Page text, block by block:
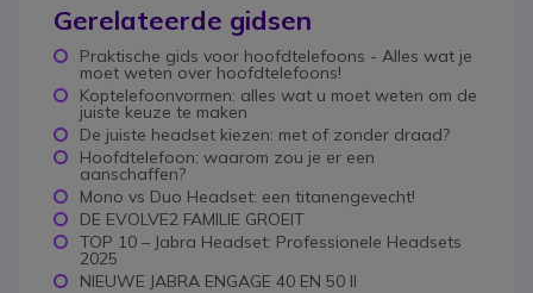
Gerelateerde gidsen
Praktische gids voor hoofdtelefoons - Alles wat je
moet weten over hoofdtelefoons!
Koptelefoonvormen: alles wat u moet weten om de
juiste keuze te maken
De juiste headset kiezen: met of zonder draad?
Hoofdtelefoon: waarom zou je er een
aanschaffen?
Mono vs Duo Headset: een titanengevecht!
DE EVOLVE2 FAMILIE GROEIT
TOP 10 – Jabra Headset: Professionele Headsets
2025
NIEUWE JABRA ENGAGE 40 EN 50 II